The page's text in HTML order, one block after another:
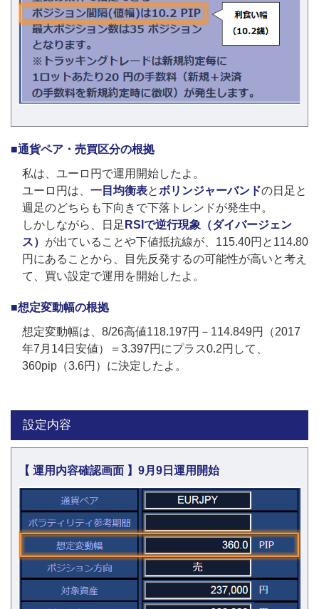
■通貨ペア・売買区分の根拠
私は、ユーロ円で運用開始したよ。
ユーロ円は、 一目均衡表とボリンジャーバンドの日足と
週足のどちらも下向きで下落トレンドが発生中。
しかしながら、日足 RSIで逆行現象（ダイバージェン
ス） が出ていることや下値抵抗線が、115.40円と114.80
円にあることから、目先反発するの可能性が高いと考え
て、買い設定で運用を開始したよ。
■想定変動幅の根拠
想定変動幅は、8/26高値118.197円－114.849円（2017
年7月14日安値）＝3.397円にプラス0.2円して、
360pip（3.6円）に決定したよ。
設定内容
【 運用内容確認画面 】9月9日運用開始